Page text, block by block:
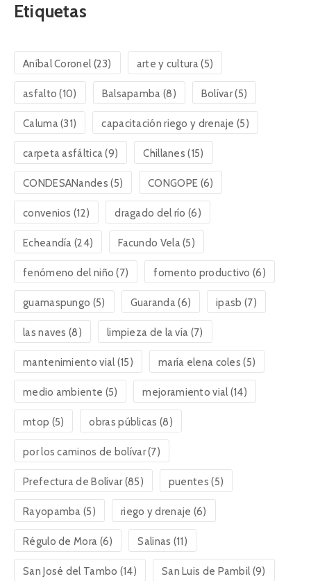
Etiquetas
Aníbal Coronel(23) arte y cultura(5)
asfalto (10) Balsapamba (8) Bolívar(5)
Caluma(31) capacitación riego y drenaje (5)
carpeta asfáltica(9) Chillanes (15)
CONDESANandes (5) CONGOPE (6)
convenios (12) dragado del río (6)
Echeandía (24) Facundo Vela(5)
fenómeno del niño (7) fomento productivo (6)
guamaspungo (5) Guaranda(6) ipasb (7)
las naves (8) limpieza de la vía (7)
mantenimiento vial(15) maría elena coles (5)
medio ambiente (5) mejoramiento vial(14)
mtop (5) obras públicas (8)
por los caminos de bolívar(7)
Prefectura de Bolívar(85) puentes (5)
Rayopamba (5) riego y drenaje (6)
Régulo de Mora (6) Salinas (11)
San José del Tambo (14) San Luis de Pambil(9)